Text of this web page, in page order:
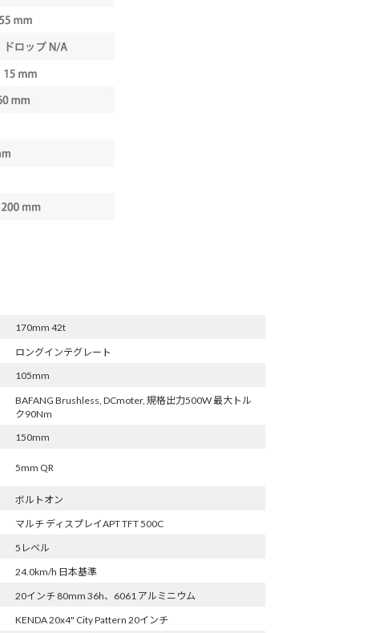
170mm 42t
ロングインテグレート
105mm
BAFANG Brushless, DCmoter, 規格出力500W 最大トル
ク90Nm
150mm
5mm QR
ボルトオン
マルチ ディスプレイAPT TFT 500C
5レベル
24.0km/h 日本基準
20インチ 80mm 36h、6061 アルミニウム
KENDA 20x4" City Pattern 20インチ